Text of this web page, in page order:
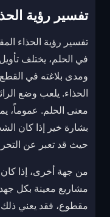
تفسير رؤية
تفسير رؤية الحذاء
في الحلم، يختلف
ومدى بلاغته في
الحذاء. يلعب وضع
معنى الحلم. عموماً،
بشارة خير إذا كان
حيث قد تعبر عن
من جهة أخرى، إذا
مشاريع معينة بكل
مقطوع، فقد يعني ذلك